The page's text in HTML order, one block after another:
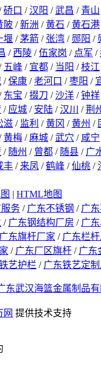
硚口 /汉阳 /武昌 / 青山
陂 /新洲 /黄石 /黄石港
堰 /茅箭 / 张湾 / 郧阳 /
/ 西陵 /伍家岗 / 点军 /
五峰 / 宜都 / 当阳 /枝江
/保康 /老河口 /枣阳 /
东宝 /掇刀 /沙洋 /钟祥
/ 应城 / 安陆 /汉川 /荆
滋 / 监利 /黄冈 /黄州 /
黄梅 / 麻城 /武穴 / 咸宁
/ 随州 / 曾都 / 随县 / 广
丰 / 来凤 /鹤峰 /仙桃 /
| HTML地图
务 / 广东不锈钢 / 广
/ 广东钢结构厂房 / 广
广东旗杆厂家 / 广东栏
/ 广东厂区旗杆 / 广东
艺护栏 / 广东铁艺定
东武汉海篮金属制品有
网 提供技术支持